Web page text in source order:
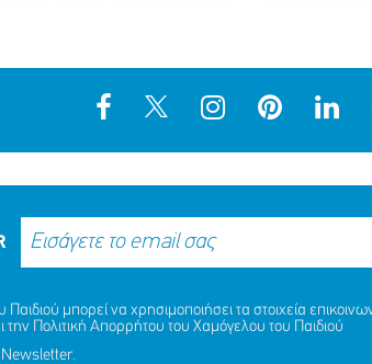
μπορεί να χρησιμοποιήσει τα στοιχεία
την Πολιτική Απορρήτου του Χαμόγελου του Παιδιού